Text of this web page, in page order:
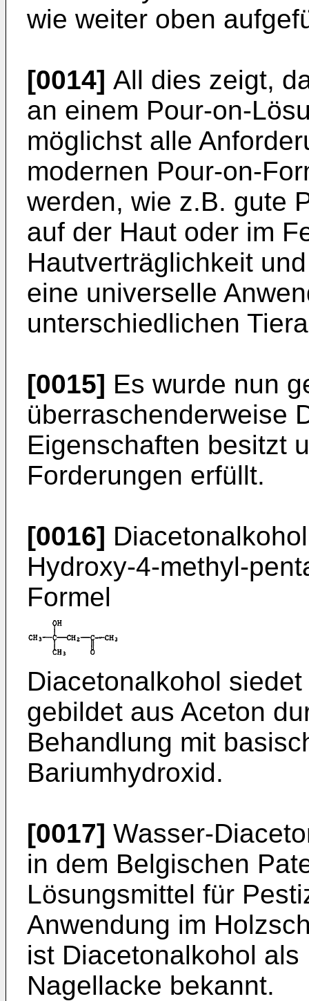
wie weiter oben
[0014] All dies zeigt,
an einem Pour-on-
möglichst alle
modernen Pour-on-
werden, wie z.B. gute
auf der Haut oder im
Hautverträglichkeit
eine universelle
unterschiedlichen
[0015] Es wurde nun
überraschenderweise
Eigenschaften besitzt
Forderungen erfüllt.
[0016]
Hydroxy-4-methyl-
Formel
Diacetonalkohol
gebildet aus Aceton
Behandlung mit
Bariumhydroxid.
[0017] Wasser-
in dem Belgischen
Lösungsmittel für
Anwendung im
ist Diacetonalkohol
Nagellacke bekannt.